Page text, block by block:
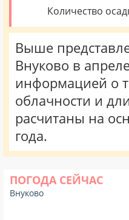
Количество
Выше
Внуково в
информацией о
облачности и
расчитаны на
года.
ПОГОДА СЕЙЧАС
Внуково